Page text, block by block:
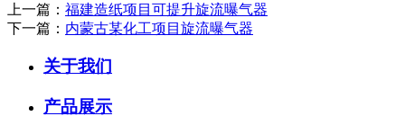
上一篇： 福建造纸项目可提升旋流曝气器
下一篇： 内蒙古某化工项目旋流曝气器
关于我们
产品展示